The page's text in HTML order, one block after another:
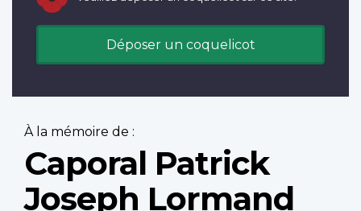
Déposer un coquelicot
À la mémoire de :
Caporal Patrick
Joseph Lormand